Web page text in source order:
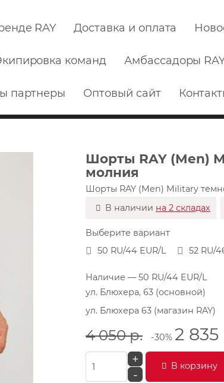
RAY Доставка и оплата
команд Амбассадоры
партнеры Оптовый сайт
Шорты RAY (Men)
молния
Шорты RAY (Men) Military
В наличии на 2 складах
Выберите вариант
50 RU/44 EUR/L
52 RU/
Наличие — 50 RU/44 EUR/L
ул. Блюхера, 63 (основной)
ул. Блюхера 63 (магазин RAY)
4 050 р. -30% 2 835
+
-
В корзину